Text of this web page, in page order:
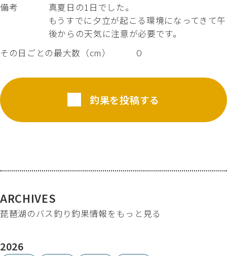
備考
真夏日の1日でした。
もうすでに夕立が起こる環境になってきて午
後からの天気に注意が必要です。
その日ごとの最大数（cm）
０
釣果を投稿する
ARCHIVES
琵琶湖のバス釣り釣果情報をもっと見る
2026